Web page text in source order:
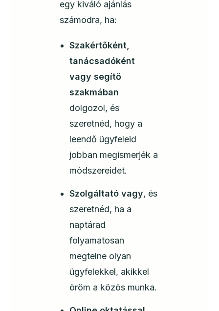
egy kiváló ajánlás
számodra, ha:
Szakértőként,
tanácsadóként
vagy segítő
szakmában
dolgozol, és
szeretnéd, hogy a
leendő ügyfeleid
jobban megismerjék a
módszereidet.
Szolgáltató vagy, és
szeretnéd, ha a
naptárad
folyamatosan
megtelne olyan
ügyfelekkel, akikkel
öröm a közös munka.